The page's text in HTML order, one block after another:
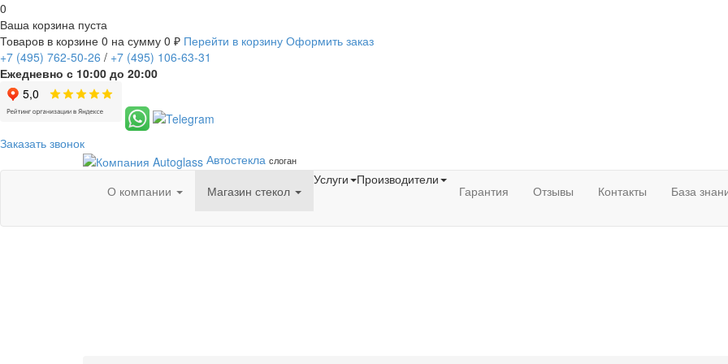
0
Ваша корзина пуста
Товаров в корзине 0 на сумму 0 ₽ Перейти в корзину Оформить заказ
+7 (495) 762-50-26 / +7 (495) 106-63-31
Ежедневно с 10:00 до 20:00
Заказать звонок
Автостекла слоган
О компании Магазин стекол
Услуги Производители
Гарантия Отзывы Контакты База